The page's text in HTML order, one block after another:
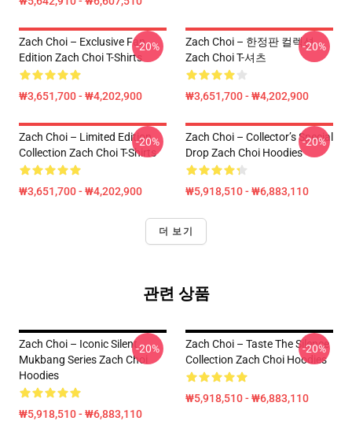
Zach Choi – Exclusive Fan
Edition Zach Choi T-Shirts
₩3,651,700 - ₩4,202,900
-20%
Zach Choi – 한정판 컬렉션
Zach Choi T-셔츠
₩3,651,700 - ₩4,202,900
-20%
Zach Choi – Limited Edition
Collection Zach Choi T-Shirts
₩3,651,700 - ₩4,202,900
-20%
Zach Choi – Collector’s Special
Drop Zach Choi Hoodies
₩5,918,510 - ₩6,883,110
-20%
더 보기
관련 상품
Zach Choi – Iconic Silent
Mukbang Series Zach Choi
Hoodies
₩5,918,510 - ₩6,883,110
-20%
Zach Choi – Taste The Silence
Collection Zach Choi Hoodies
₩5,918,510 - ₩6,883,110
-20%